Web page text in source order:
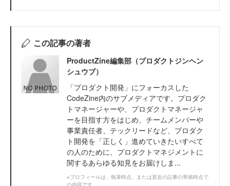
この記事の著者
ProductZine編集部（プロダクトジンヘン
シュウブ）
「プロダクト開発」にフォーカスした
CodeZine内のサブメディアです。プロダク
トマネージャーや、プロダクトマネージャ
ーを目指す方をはじめ、チームメンバーや
事業責任者、テックリードなど、プロダク
ト開発を「正しく」進めていきたいすべて
の人のために、プロダクトマネジメントに
関するあらゆる知見をお届けしま...
※プロフィールは、執筆時点、または直近の記事の寄稿時点で
の内容です